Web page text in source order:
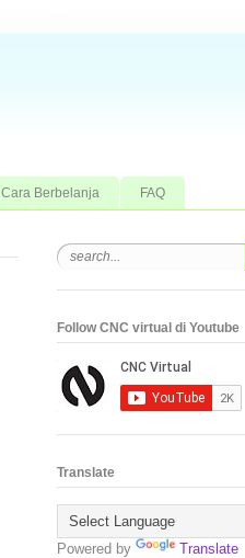
Cara Berbelanja FAQ
Follow CNC virtual di Youtube
Translate
Powered by Translate